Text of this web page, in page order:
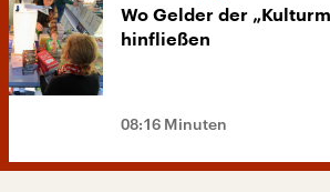
Wo Gelder der
hinfließen
08:16 Minuten